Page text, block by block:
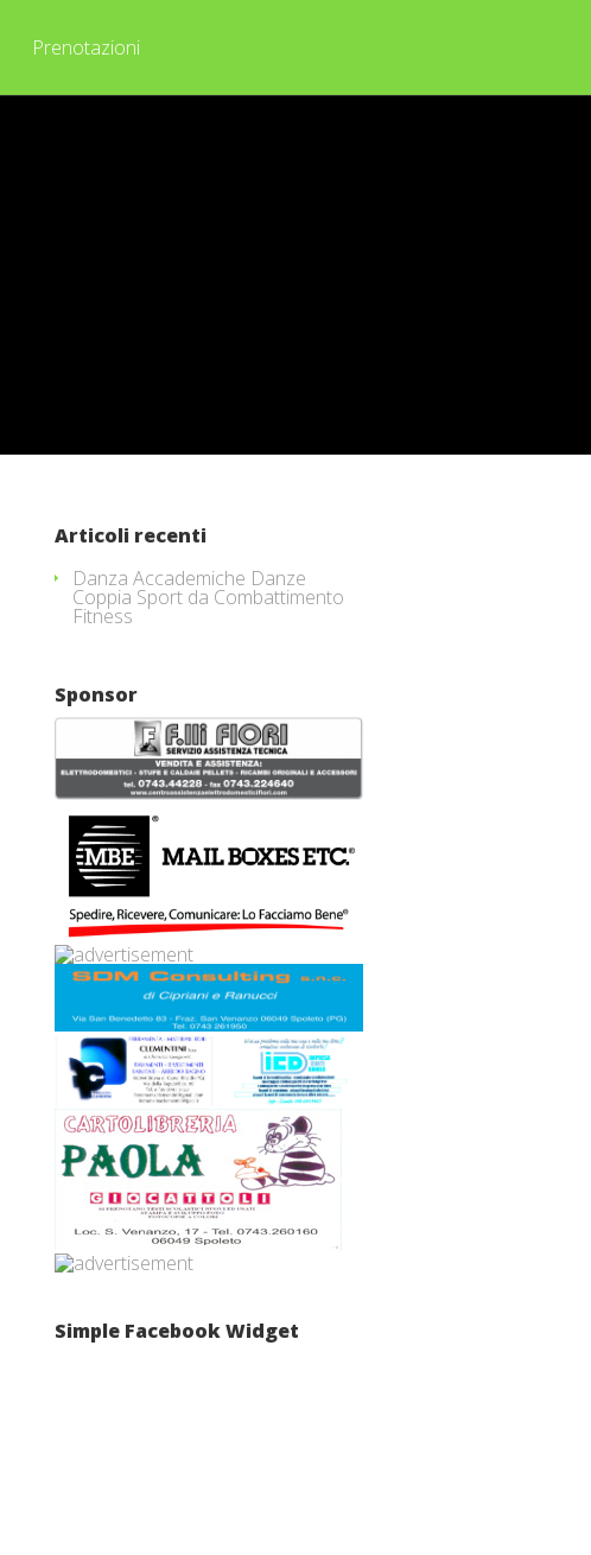
Prenotazioni
Articoli recenti
Danza Accademiche Danze
Coppia Sport da Combattimento
Fitness
Sponsor
Simple Facebook Widget